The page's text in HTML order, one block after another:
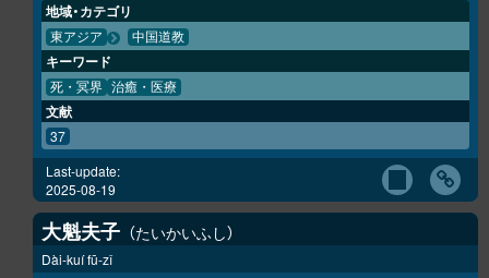
地域・カテゴリ
東アジア 中国道教
キーワード
死・冥界 治癒・医療
文献
37
Last-update:
2025-08-19
大魁夫子 たいかいふし
Dài-kuí fū-zǐ